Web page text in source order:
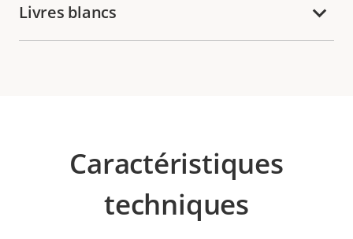
Livres blancs
Caractéristiques
techniques